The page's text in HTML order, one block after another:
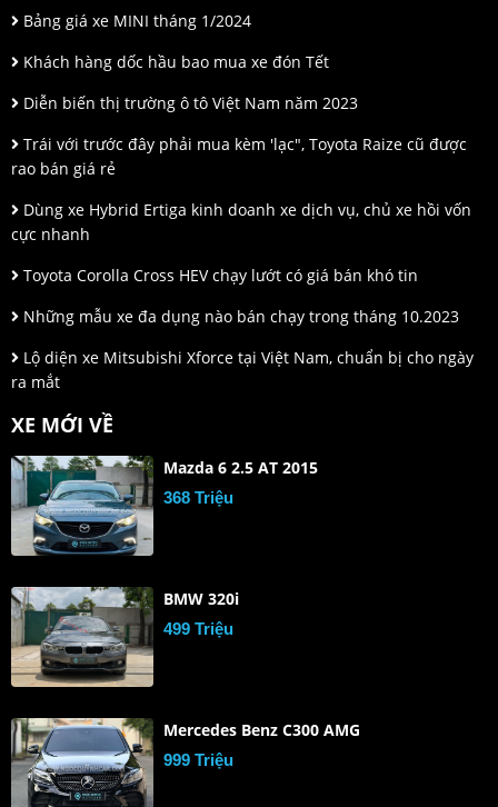
Bảng giá xe MINI tháng 1/2024
Khách hàng dốc hầu bao mua xe đón Tết
Diễn biến thị trường ô tô Việt Nam năm 2023
Trái với trước đây phải mua kèm 'lạc", Toyota Raize cũ được
rao bán giá rẻ
Dùng xe Hybrid Ertiga kinh doanh xe dịch vụ, chủ xe hồi vốn
cực nhanh
Toyota Corolla Cross HEV chạy lướt có giá bán khó tin
Những mẫu xe đa dụng nào bán chạy trong tháng 10.2023
Lộ diện xe Mitsubishi Xforce tại Việt Nam, chuẩn bị cho ngày
ra mắt
XE MỚI VỀ
Mazda 6 2.5 AT 2015
368 Triệu
BMW 320i
499 Triệu
Mercedes Benz C300 AMG
999 Triệu